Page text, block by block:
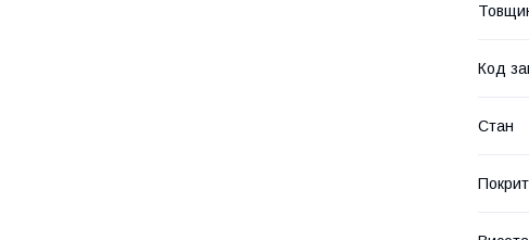
Код
Стан